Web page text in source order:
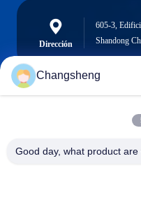
Dirección
605-3,
Shandong
Changsheng
Good day, what product